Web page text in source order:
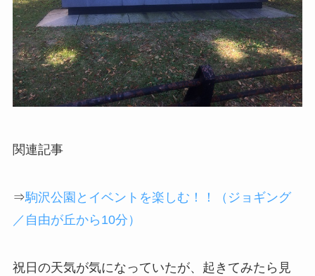
関連記事
⇒駒沢公園とイベントを楽しむ！！（ジョギング
／自由が丘から10分）
祝日の天気が気になっていたが、起きてみたら見